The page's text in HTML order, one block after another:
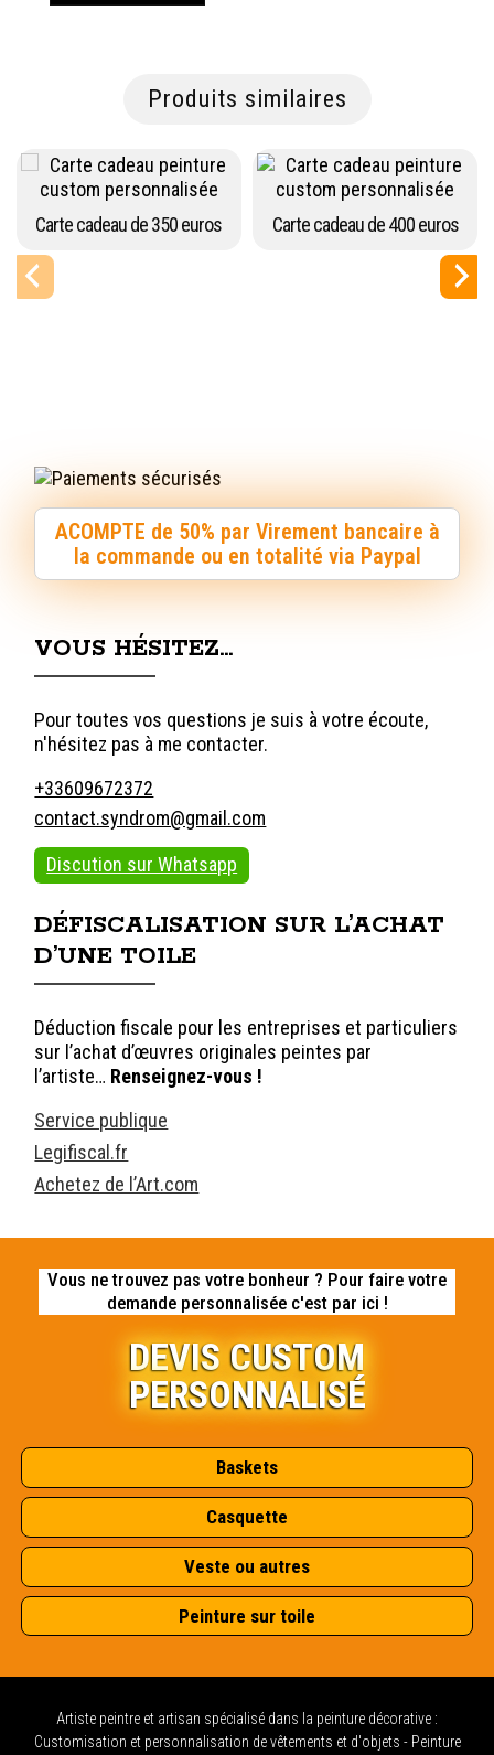
Produits similaires
Carte cadeau de 350 euros Carte cadeau de 400 euros
ACOMPTE de 50% par Virement bancaire à
la commande ou en totalité via Paypal
VOUS HÉSITEZ…
Pour toutes vos questions je suis à votre écoute,
n'hésitez pas à me contacter.
+33609672372
contact.syndrom@gmail.com
Discution sur Whatsapp
DÉFISCALISATION SUR L’ACHAT
D’UNE TOILE
Déduction fiscale pour les entreprises et particuliers
sur l’achat d’œuvres originales peintes par
l’artiste… Renseignez-vous !
Service publique
Legifiscal.fr
Achetez de l’Art.com
Vous ne trouvez pas votre bonheur ? Pour faire votre
demande personnalisée c'est par ici !
DEVIS CUSTOM
PERSONNALISÉ
Baskets
Casquette
Veste ou autres
Peinture sur toile
Artiste peintre et artisan spécialisé dans la peinture décorative :
Customisation et personnalisation de vêtements et d'objets - Peinture